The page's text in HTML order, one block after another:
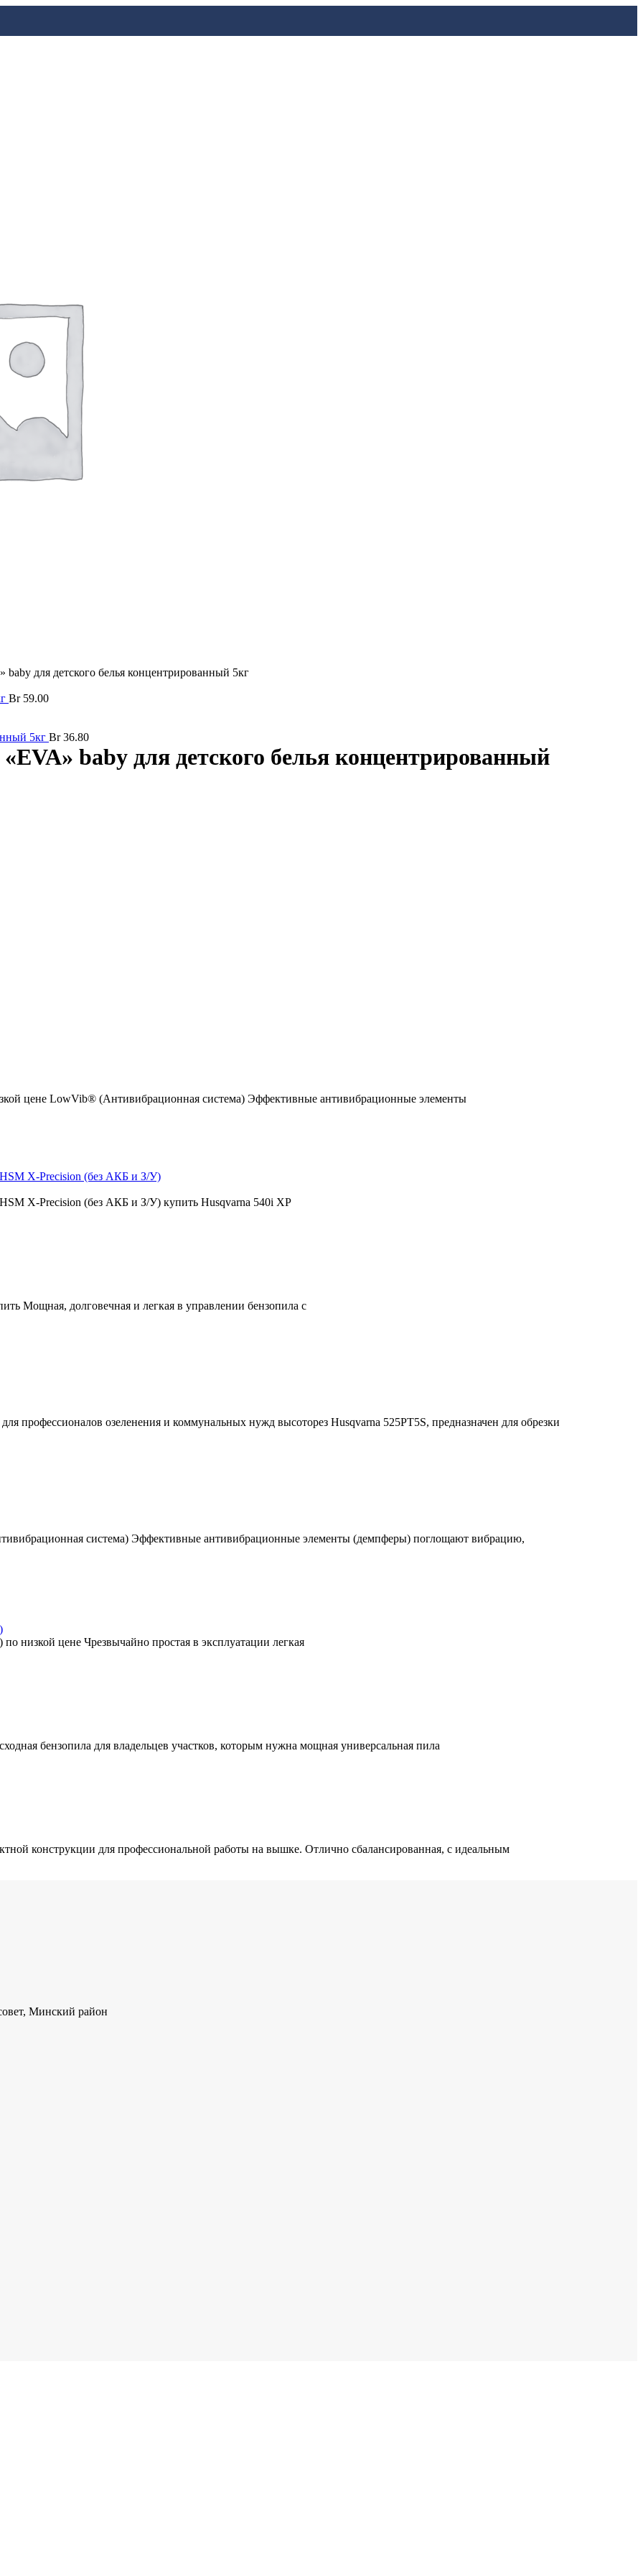
для детского белья концентрированный 5кг
Br59.00
5кг Br36.80
baby для детского белья концентрированный
цене LowVib® (Антивибрационная система) Эффективные антивибрационные элементы
X-Precision (без АКБ и З/У)
X-Precision (без АКБ и З/У) купить Husqvarna 540i XP
Мощная, долговечная и легкая в управлении бензопила с
профессионалов озеленения и коммунальных нужд высоторез Husqvarna 525PT5S, предназначен для обрезки
система) Эффективные антивибрационные элементы (демпферы) поглощают вибрацию,
низкой цене Чрезвычайно простая в эксплуатации легкая
бензопила для владельцев участков, которым нужна мощная универсальная пила
конструкции для профессиональной работы на вышке. Отлично сбалансированная, с идеальным
Минский район